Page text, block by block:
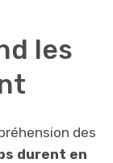
les
des
durent en